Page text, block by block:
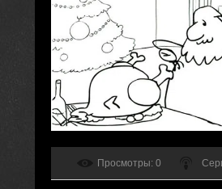
Просмотры: 0